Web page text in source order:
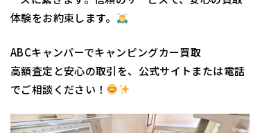
体験をお約束します。
ABCキャンパーでキャンピングカー買取
高額査定と安心の取引を、公式サイトまたは電話
でご相談ください！